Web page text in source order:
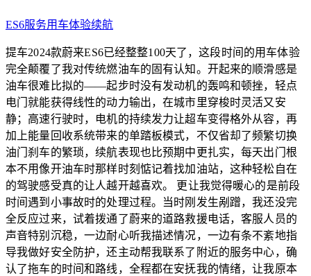
ES6服务用车体验续航
提车2024款蔚来ES6已经整整100天了，这段时间的用车体验
完全颠覆了我对传统燃油车的固有认知。开起来的顺滑感是
油车很难比拟的——起步时没有发动机的轰鸣和顿挫，轻点
电门就能获得线性的动力输出，在城市里穿梭时灵活又安
静；高速行驶时，电机的持续发力让超车变得格外从容，再
加上能量回收系统带来的单踏板模式，不仅省却了频繁切换
油门刹车的繁琐，续航表现也比预期中更扎实，每天出门根
本不用像开油车时那样时刻惦记着找加油站，这种轻松自在
的驾驶感受真的让人越开越喜欢。 更让我觉得暖心的是前段
时间遇到小事故时的处理过程。当时刚发生剐蹭，我还没完
全反应过来，试着拨通了蔚来的道路救援电话，客服人员的
声音特别沉稳，一边耐心听我描述情况，一边有条不紊地指
导我做好安全防护，还主动帮我联系了附近的服务中心，确
认了拖车的时间和路线，全程都在安抚我的情绪，让我原本